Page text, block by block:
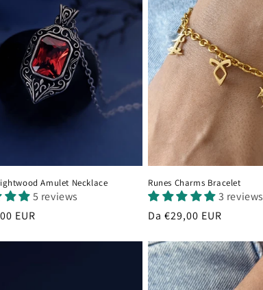
Amulet Necklace
5 reviews
EUR
Runes Charms Bracelet
3 reviews
Prezzo
listino
Da €29,00 EUR